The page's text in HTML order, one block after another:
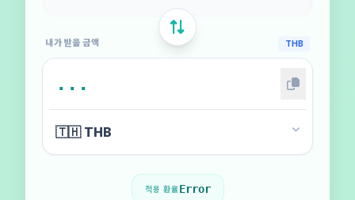
내가 받을 금액 THB
적용 환율Error